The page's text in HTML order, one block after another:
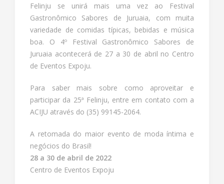
Felinju se unirá mais uma vez ao Festival
Gastronômico Sabores de Juruaia, com muita
variedade de comidas típicas, bebidas e música
boa. O 4º Festival Gastronômico Sabores de
Juruaia acontecerá de 27 a 30 de abril no Centro
de Eventos Expoju.
Para saber mais sobre como aproveitar e
participar da 25ª Felinju, entre em contato com a
ACIJU através do (35) 99145-2064.
A retomada do maior evento de moda íntima e
negócios do Brasil!
28 a 30 de abril de 2022
Centro de Eventos Expoju